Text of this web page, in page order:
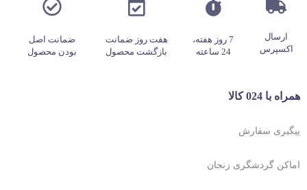
ارسال
اکسپرس
7 روز هفته،
24 ساعته
هفت روز ضمانت
بازگشت محصول
ضمانت اصل
بودن محصول
همراه با 024 کالا
پیگیری سفارش
اماکن گردشگری زنجان